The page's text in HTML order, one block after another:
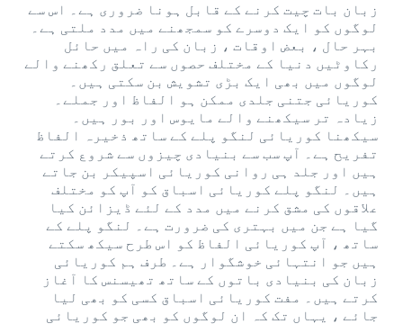
زبان بات چیت کرنے کے قابل ہونا ضروری ہے۔ اس سے
لوگوں کو ایک دوسرے کو سمجھنے میں مدد ملتی ہے۔
بہر حال ، بعض اوقات ، زبان کی راہ میں حائل
رکاوٹیں دنیا کے مختلف حصوں سے تعلق رکھنے والے
لوگوں میں بھی ایک بڑی تشویش بن سکتی ہیں۔
کوریائی جتنی جلدی ممکن ہو الفاظ اور جملے۔
زیادہ تر سیکھنے والے مایوس اور بور ہیں۔
سیکھنا کوریائی لنگو پلے کے ساتھ ذخیرہ الفاظ
تفریح ​​ہے۔ آپ سب سے بنیادی چیزوں سے شروع کرتے
ہیں اور جلد ہی روانی کوریائی اسپیکر بن جاتے
ہیں۔ لنگو پلے کوریائی اسباق کو آپ کو مختلف
علاقوں کی مشق کرنے میں مدد کے لئے ڈیزائن کیا
گیا ہے جن میں بہتری کی ضرورت ہے۔ لنگو پلے کے
ساتھ ، آپ کوریائی الفاظ کو اس طرح سیکھ سکتے
ہیں جو انتہائی خوشگوار ہے۔ طرف ہم کوریائی
زبان کی بنیادی باتوں کے ساتھ تھیسنس کا آغاز
کرتے ہیں۔ مفت کوریائی اسباق کسی کو بھی لیا
جائے ، یہاں تک کہ ان لوگوں کو بھی جو کوریائی